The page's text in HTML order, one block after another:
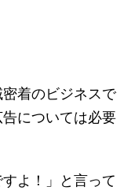
着のビジネスで
については必要
よ！」と言って